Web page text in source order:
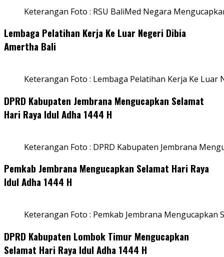
Keterangan Foto : RSU BaliMed Negara
Lembaga Pelatihan Kerja Ke Luar Negeri Dibia
Amertha Bali
Keterangan Foto : Lembaga Pelatihan Kerja Ke Luar
DPRD Kabupaten Jembrana Mengucapkan Selamat
Hari Raya Idul Adha 1444 H
Keterangan Foto : DPRD Kabupaten Jembrana
Pemkab Jembrana Mengucapkan Selamat Hari Raya
Idul Adha 1444 H
Keterangan Foto : Pemkab Jembrana Mengucapkan
DPRD Kabupaten Lombok Timur Mengucapkan
Selamat Hari Raya Idul Adha 1444 H